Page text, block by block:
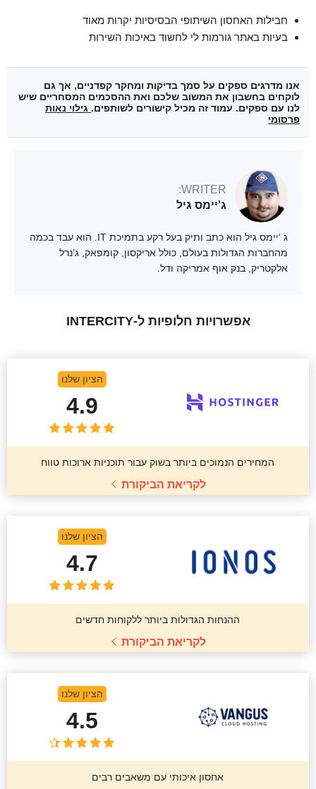
חבילות האחסון השיתופי הבסיסיות יקרות מאוד
בעיות באתר גורמות לי לחשוד באיכות השירות
אנו מדרגים ספקים על סמך בדיקות ומחקר קפדניים, אך גם
לוקחים בחשבון את המשוב שלכם ואת ההסכמים המסחריים שיש
לנו עם ספקים. עמוד זה מכיל קישורים לשותפים. גילוי נאות
פרסומי
WRITER:
ג'יימס גיל
ג ‘יימס גיל הוא כתב ותיק בעל רקע בתמיכת IT. הוא עבד בכמה
מהחברות הגדולות בעולם, כולל אריקסון, קומפאק, ג’נרל
אלקטריק, בנק אוף אמריקה ודל.
אפשרויות חלופיות ל-INTERCITY
הציון שלנו
4.9
המחירים הנמוכים ביותר בשוק עבור תוכניות ארוכות טווח
לקריאת הביקורת
הציון שלנו
4.7
ההנחות הגדולות ביותר ללקוחות חדשים
לקריאת הביקורת
הציון שלנו
4.5
אחסון איכותי עם משאבים רבים